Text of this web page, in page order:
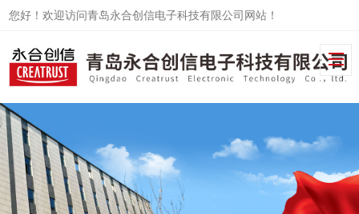
您好！欢迎访问青岛永合创信电子科技有限公司网站！